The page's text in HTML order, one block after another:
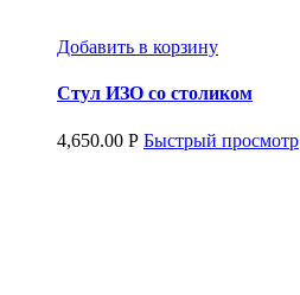
Добавить в корзину
Стул ИЗО со столиком
4,650.00 Р Быстрый просмотр